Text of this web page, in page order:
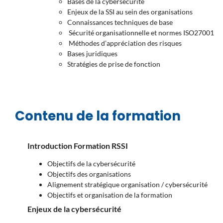
Enjeux de la SSI au sein des organisations
Connaissances techniques de base
Sécurité organisationnelle et normes ISO27001
Méthodes d’appréciation des risques
Bases juridiques
Stratégies de prise de fonction
Contenu de la formation
Introduction Formation RSSI
Objectifs de la cybersécurité
Objectifs des organisations
Alignement stratégique organisation / cybersécurité
Objectifs et organisation de la formation
Enjeux de la cybersécurité